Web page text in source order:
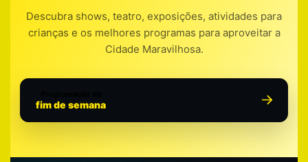
Descubra shows, teatro, exposições, atividades para
crianças e os melhores programas para aproveitar a
Cidade Maravilhosa.
fim de semana